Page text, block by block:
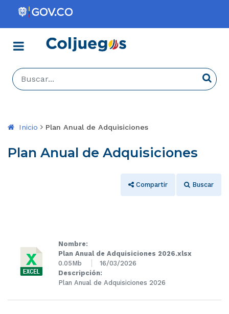
Coljuegos
Menú
Buscar...
Inicio Plan Anual de Adquisiciones
Plan Anual de Adquisiciones
Compartir Buscar
Nombre:
Plan Anual de Adquisiciones 2026.xlsx
0.05Mb
16/03/2026
Descripción:
Plan Anual de Adquisiciones 2026